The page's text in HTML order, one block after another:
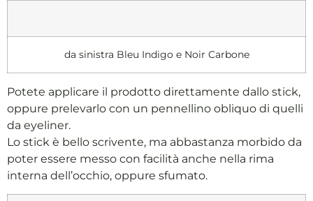
da sinistra Bleu Indigo e Noir Carbone
Potete applicare il prodotto direttamente dallo stick,
oppure prelevarlo con un pennellino obliquo di quelli
da eyeliner.
Lo stick è bello scrivente, ma abbastanza morbido da
poter essere messo con facilità anche nella rima
interna dell’occhio, oppure sfumato.